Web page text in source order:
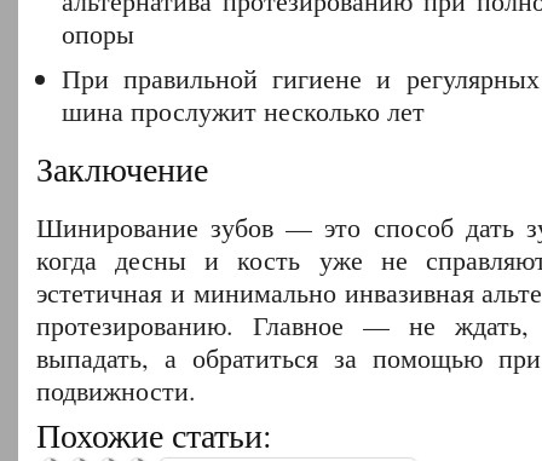
опоры
При правильной гигиене и
шина прослужит несколько лет
Заключение
Шинирование зубов — это способ дать
когда десны и кость уже не
эстетичная и минимально инвазивная
протезированию. Главное — не
выпадать, а обратиться за помощью
подвижности.
Похожие статьи:
Бюджетные
процессоры
AMD —
3…
Компания
Acer
ноутбук…
На MWC
2018
представлен
Huawei…
делает
тип…